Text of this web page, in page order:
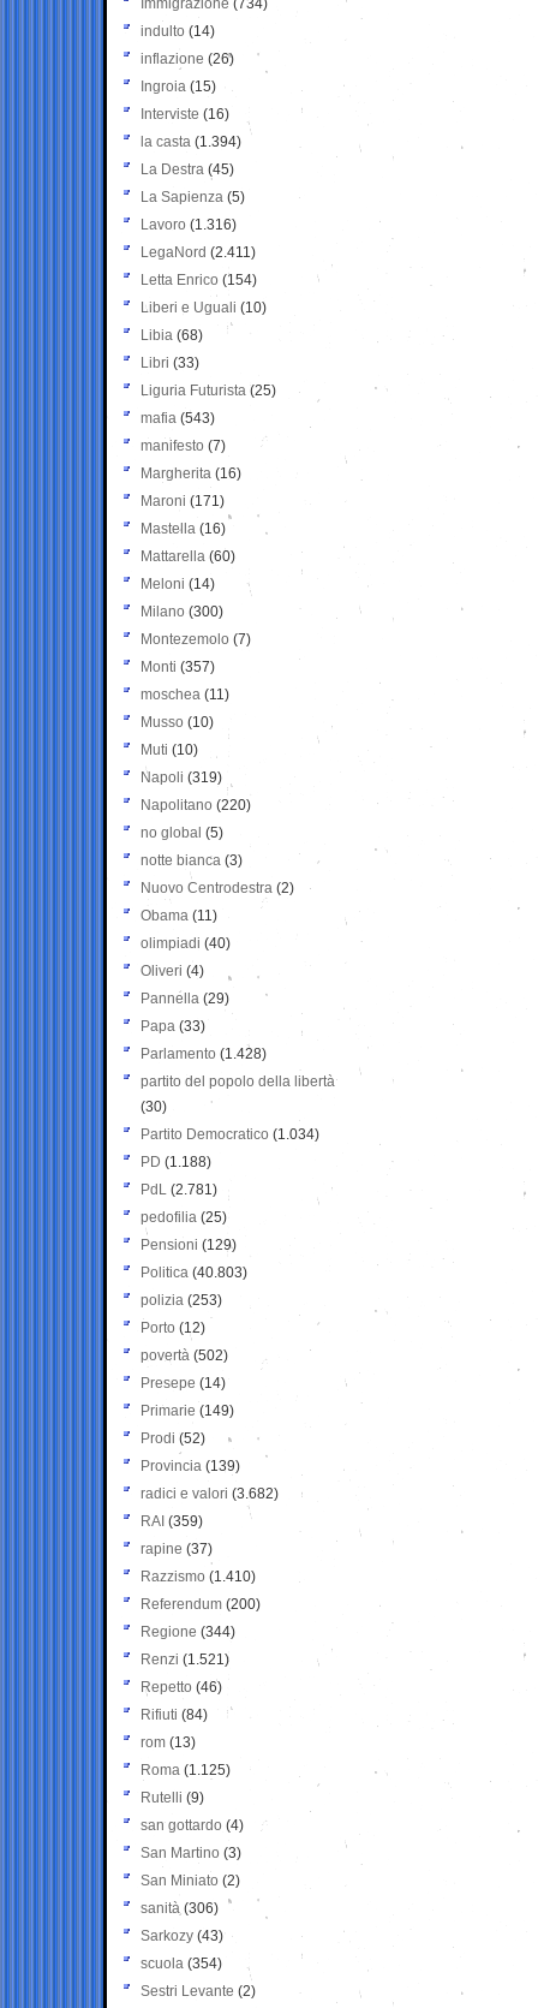
Immigrazione (734)
indulto (14)
inflazione (26)
Ingroia (15)
Interviste (16)
la casta (1.394)
La Destra (45)
La Sapienza (5)
Lavoro (1.316)
LegaNord (2.411)
Letta Enrico (154)
Liberi e Uguali (10)
Libia (68)
Libri (33)
Liguria Futurista (25)
mafia (543)
manifesto (7)
Margherita (16)
Maroni (171)
Mastella (16)
Mattarella (60)
Meloni (14)
Milano (300)
Montezemolo (7)
Monti (357)
moschea (11)
Musso (10)
Muti (10)
Napoli (319)
Napolitano (220)
no global (5)
notte bianca (3)
Nuovo Centrodestra (2)
Obama (11)
olimpiadi (40)
Oliveri (4)
Pannella (29)
Papa (33)
Parlamento (1.428)
partito del popolo della libertà
(30)
Partito Democratico (1.034)
PD (1.188)
PdL (2.781)
pedofilia (25)
Pensioni (129)
Politica (40.803)
polizia (253)
Porto (12)
povertà (502)
Presepe (14)
Primarie (149)
Prodi (52)
Provincia (139)
radici e valori (3.682)
RAI (359)
rapine (37)
Razzismo (1.410)
Referendum (200)
Regione (344)
Renzi (1.521)
Repetto (46)
Rifiuti (84)
rom (13)
Roma (1.125)
Rutelli (9)
san gottardo (4)
San Martino (3)
San Miniato (2)
sanità (306)
Sarkozy (43)
scuola (354)
Sestri Levante (2)